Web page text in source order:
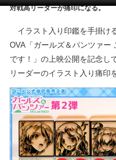
メディア
ITの今と未来を見通す
スマホと通信の最新トレンド
好きが集まる 比べて選べる
ビジネスと働き方のヒント
AI活用のいまが分かる
対戦高リーダーが痛印になる。
イラスト入り印鑑を手掛け
OVA「ガールズ＆パンツァー
です！」の上映公開を記念し
リーダーのイラスト入り痛印